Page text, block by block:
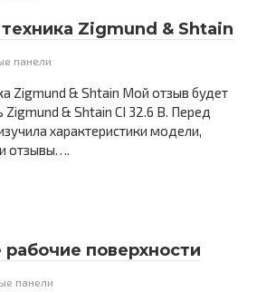
Zigmund & Shtain
панели
Zigmund & Shtain Мой отзыв будет
& Shtain CI 32.6 B. Перед
характеристики модели,
отзывы….
поверхности
панели